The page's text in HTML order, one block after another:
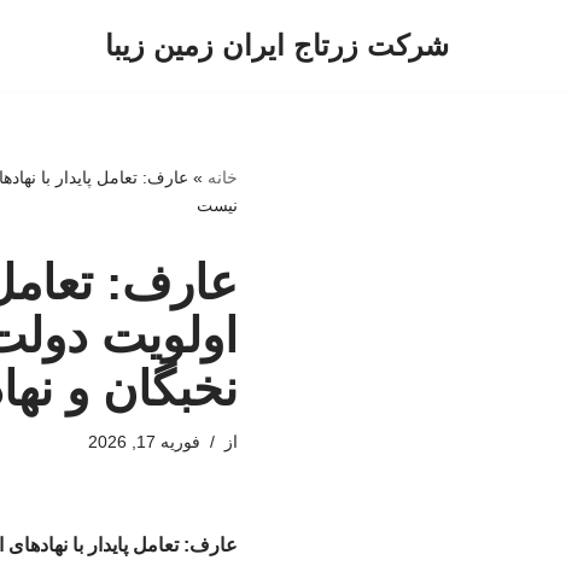
شرکت زرتاج ایران زمین زیبا
خانه » عارف: تعامل پایدار با
نیست
عارف:
اولویت
نخبگان و
از فوریه 17, 2026
عارف: تعامل پایدار با